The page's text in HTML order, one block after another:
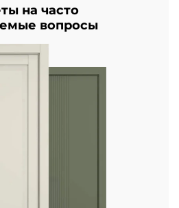
на часто
вопросы